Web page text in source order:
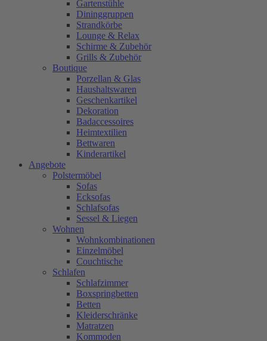
Gartenstühle
Dininggruppen
Strandkörbe
Lounge & Relax
Schirme & Zubehör
Grills & Zubehör
Boutique
Porzellan & Glas
Haushaltswaren
Geschenkartikel
Dekoration
Badaccessoires
Heimtextilien
Bettwaren
Kinderartikel
Angebote
Polstermöbel
Sofas
Ecksofas
Schlafsofas
Sessel & Liegen
Wohnen
Wohnkombinationen
Einzelmöbel
Couchtische
Schlafen
Schlafzimmer
Boxspringbetten
Betten
Kleiderschränke
Matratzen
Kommoden